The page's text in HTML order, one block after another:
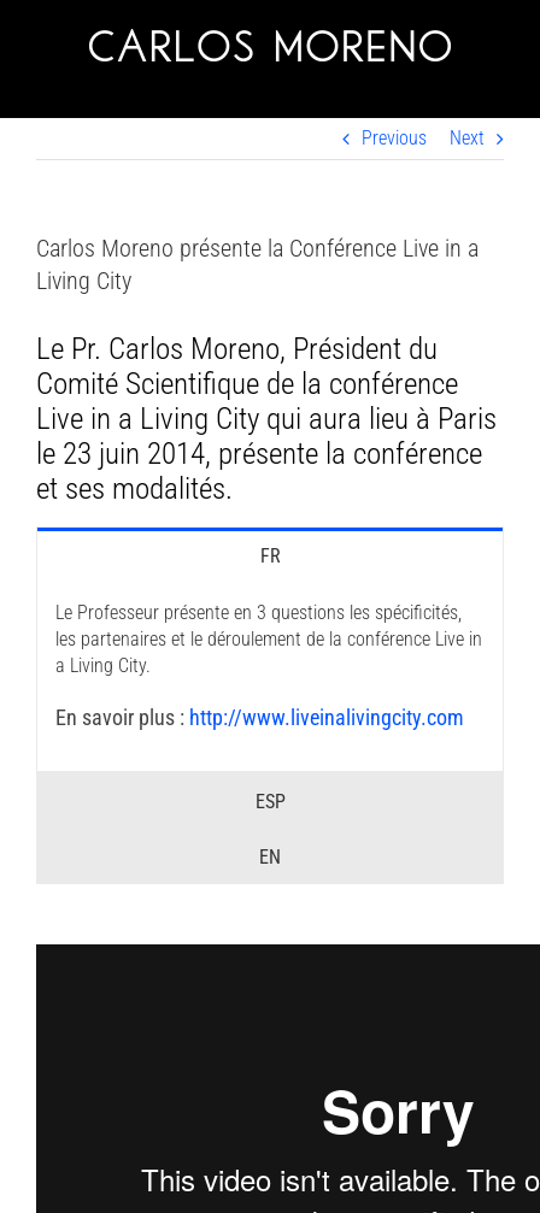
Previous Next
Carlos Moreno présente la Conférence Live in a
Living City
Le Pr. Carlos Moreno, Président du
Comité Scientifique de la conférence
Live in a Living City qui aura lieu à Paris
le 23 juin 2014, présente la conférence
et ses modalités.
FR
Le Professeur présente en 3 questions les spécificités,
les partenaires et le déroulement de la conférence Live in
a Living City.
En savoir plus : http://www.liveinalivingcity.com
ESP
EN